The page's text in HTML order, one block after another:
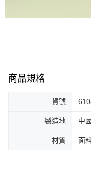
商品規格
貨號
製造地 中國
材質 面